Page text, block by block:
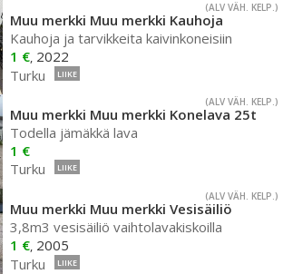
(ALV VÄH. KELP.)
Muu merkki Muu merkki Kauhoja
Kauhoja ja tarvikkeita kaivinkoneisiin
1 €, 2022
Turku
LIIKE
(ALV VÄH. KELP.)
Muu merkki Muu merkki Konelava 25t
Todella jämäkkä lava
1 €
Turku
LIIKE
(ALV VÄH. KELP.)
Muu merkki Muu merkki Vesisäiliö
3,8m3 vesisäiliö vaihtolavakiskoilla
1 €, 2005
Turku
LIIKE